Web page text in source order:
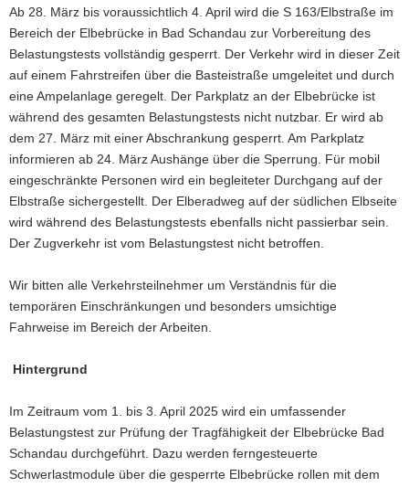
a
v
i
g
a
t
i
o
n
Ab 28. März bis voraussichtlich 4. April wird die S 163/Elbstraße im
Bereich der Elbebrücke in Bad Schandau zur Vorbereitung des
Belastungstests vollständig gesperrt. Der Verkehr wird in dieser Zeit
auf einem Fahrstreifen über die Basteistraße umgeleitet und durch
eine Ampelanlage geregelt. Der Parkplatz an der Elbebrücke ist
während des gesamten Belastungstests nicht nutzbar. Er wird ab
dem 27. März mit einer Abschrankung gesperrt. Am Parkplatz
informieren ab 24. März Aushänge über die Sperrung. Für mobil
eingeschränkte Personen wird ein begleiteter Durchgang auf der
Elbstraße sichergestellt. Der Elberadweg auf der südlichen Elbseite
wird während des Belastungstests ebenfalls nicht passierbar sein.
Der Zugverkehr ist vom Belastungstest nicht betroffen.
Wir bitten alle Verkehrsteilnehmer um Verständnis für die
temporären Einschränkungen und besonders umsichtige
Fahrweise im Bereich der Arbeiten.
Hintergrund
Im Zeitraum vom 1. bis 3. April 2025 wird ein umfassender
Belastungstest zur Prüfung der Tragfähigkeit der Elbebrücke Bad
Schandau durchgeführt. Dazu werden ferngesteuerte
Schwerlastmodule über die gesperrte Elbebrücke rollen mit dem